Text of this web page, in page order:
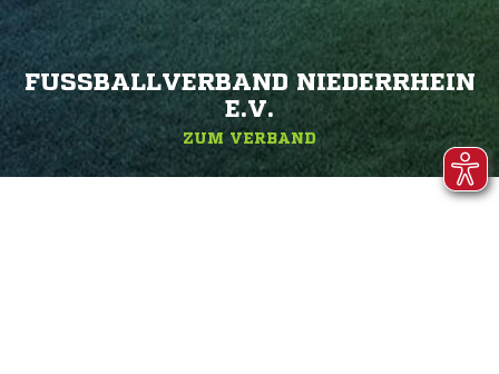
FUSSBALLVERBAND NIEDERRHEIN E
.V.
ZUM VERBAND